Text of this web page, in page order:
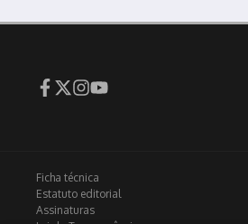
Ficha técnica
Estatuto editorial
Assinaturas